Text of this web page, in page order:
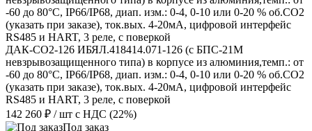
ДАК-СО2-126 ИБЯЛ.418414.071-126 (с БПС-21М
невзрывозащищенного типа) в корпусе из алюминия,темп.: от
-60 до 80°С, IP66/IP68, диап. изм.: 0-4, 0-10 или 0-20 % об.СО2
(указать при заказе), ток.вых. 4-20мА, цифровой интерфейс
RS485 и HART, 3 реле, с поверкой
142 260 ₽ / шт с НДС (22%)
Под заказ